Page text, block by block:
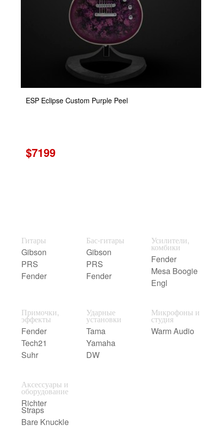
ESP Eclipse Custom Purple Peel
$7199
Гитары
Gibson
PRS
Fender
Бас-гитары
Gibson
PRS
Fender
Усилители,
комбики
Fender
Mesa Boogie
Engl
Примочки,
эффекты
Fender
Tech21
Suhr
Ударные
установки
Tama
Yamaha
DW
Микрофоны и
студия
Warm Audio
Аксессуары и
оборудование
Richter
Straps
Bare Knuckle